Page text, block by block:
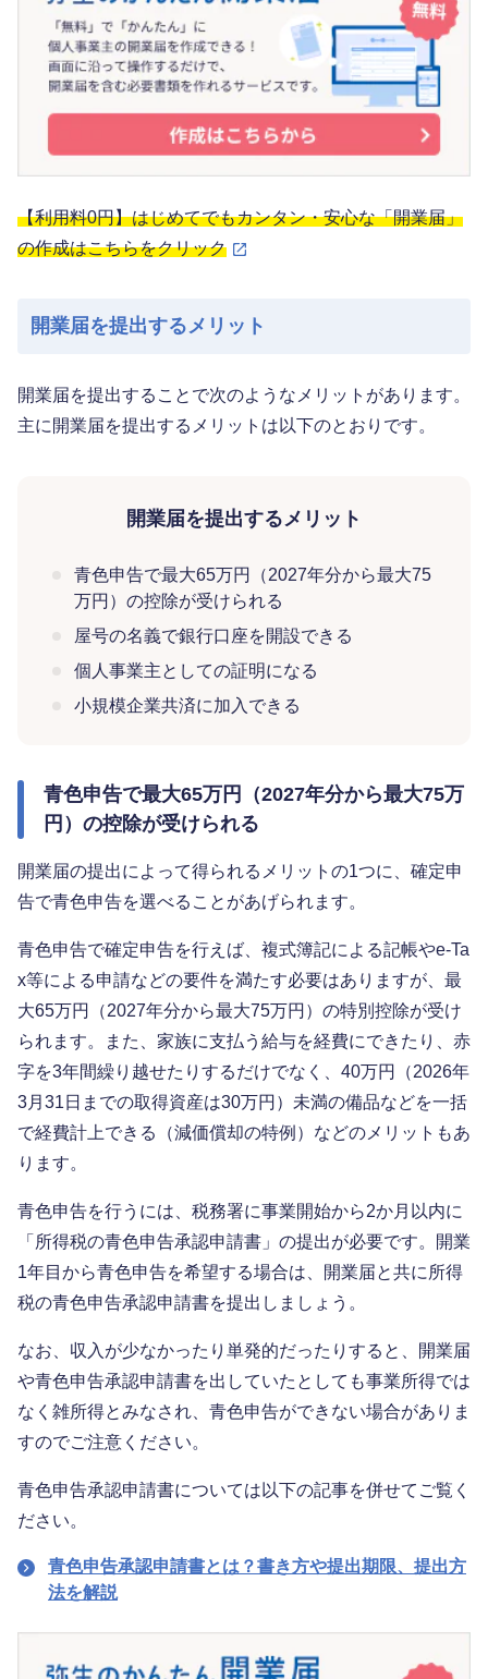
【利用料0円】はじめてでもカンタン・安心な「開業届」
の作成はこちらをクリック
開業届を提出するメリット
開業届を提出することで次のようなメリットがあります。
主に開業届を提出するメリットは以下のとおりです。
開業届を提出するメリット
青色申告で最大65万円（2027年分から最大75
万円）の控除が受けられる
屋号の名義で銀行口座を開設できる
個人事業主としての証明になる
小規模企業共済に加入できる
青色申告で最大65万円（2027年分から最大75万
円）の控除が受けられる
開業届の提出によって得られるメリットの1つに、確定申
告で青色申告を選べることがあげられます。
青色申告で確定申告を行えば、複式簿記による記帳やe-Ta
x等による申請などの要件を満たす必要はありますが、最
大65万円（2027年分から最大75万円）の特別控除が受け
られます。また、家族に支払う給与を経費にできたり、赤
字を3年間繰り越せたりするだけでなく、40万円（2026年
3月31日までの取得資産は30万円）未満の備品などを一括
で経費計上できる（減価償却の特例）などのメリットもあ
ります。
青色申告を行うには、税務署に事業開始から2か月以内に
「所得税の青色申告承認申請書」の提出が必要です。開業
1年目から青色申告を希望する場合は、開業届と共に所得
税の青色申告承認申請書を提出しましょう。
なお、収入が少なかったり単発的だったりすると、開業届
や青色申告承認申請書を出していたとしても事業所得では
なく雑所得とみなされ、青色申告ができない場合がありま
すのでご注意ください。
青色申告承認申請書については以下の記事を併せてご覧く
ださい。
青色申告承認申請書とは？書き方や提出期限、提出方
法を解説